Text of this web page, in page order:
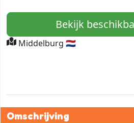
Bekijk
Middelburg 🇳🇱
Omschrijving